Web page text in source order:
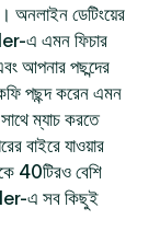
ডেটিংয়ের
এ এমন ফিচার
আপনার পছন্দের
পছন্দ করেন এমন
ম্যাচ করতে
বাইরে যাওয়ার
40টিরও বেশি
এ সব কিছুই